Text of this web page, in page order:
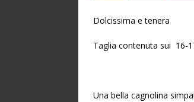
Dolcissima e tenera
Taglia contenuta sui 16-
Una bella cagnolina